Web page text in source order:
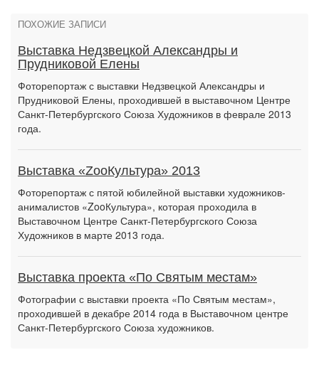
ПОХОЖИЕ ЗАПИСИ
Выставка Недзвецкой Александры и
Прудниковой Елены
Фоторепортаж с выставки Недзвецкой Александры и
Прудниковой Елены, проходившей в выставочном Центре
Санкт-Петербургского Союза Художников в феврале 2013
года.
Выставка «ZooКультура» 2013
Фоторепортаж с пятой юбилейной выставки художников-
анималистов «ZooКультура», которая проходила в
Выставочном Центре Санкт-Петербургского Союза
Художников в марте 2013 года.
Выставка проекта «По Святым местам»
Фотографии с выставки проекта «По Святым местам»,
проходившей в декабре 2014 года в Выставочном центре
Санкт-Петербургского Союза художников.